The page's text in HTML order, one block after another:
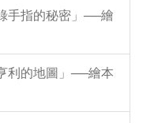
手指的秘密」──繪
利的地圖」──繪本